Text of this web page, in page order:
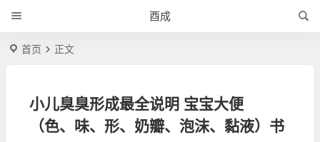
酉成
首页 正文
小儿臭臭形成最全说明 宝宝大便
（色、味、形、奶瓣、泡沫、黏液）书